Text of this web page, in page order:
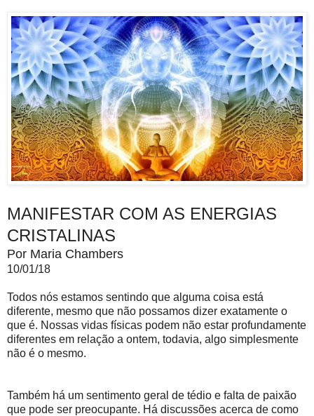
MANIFESTAR COM AS ENERGIAS
CRISTALINAS
Por Maria Chambers
10/01/18
Todos nós estamos sentindo que alguma coisa está
diferente, mesmo que não possamos dizer exatamente o
que é. Nossas vidas físicas podem não estar profundamente
diferentes em relação a ontem, todavia, algo simplesmente
não é o mesmo.
Também há um sentimento geral de tédio e falta de paixão
que pode ser preocupante. Há discussões acerca de como